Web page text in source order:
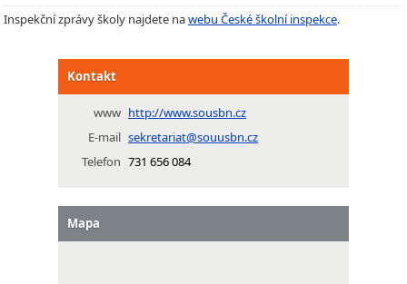
Inspekční zprávy školy najdete nawebu České školní inspekce.
Kontakt
www http://www.sousbn.cz
E-mail sekretariat@souusbn.cz
Telefon 731 656 084
Mapa